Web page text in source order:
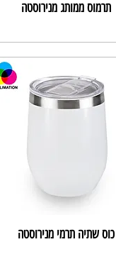
תרמוס ממותג מנירוסטה
כוס שתיה תרמי מנירוסטה